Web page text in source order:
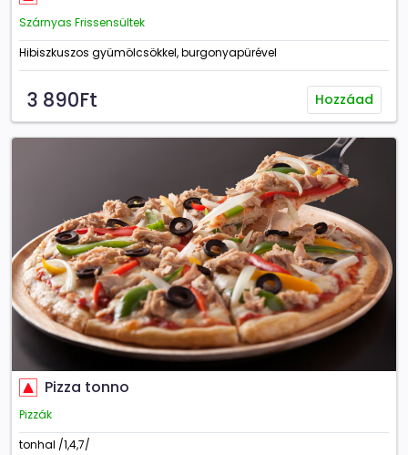
Szárnyas Frissensültek
Hibiszkuszos gyümölcsökkel, burgonyapürével
3 890Ft Hozzáad
Pizza tonno
Pizzák
tonhal /1,4,7/